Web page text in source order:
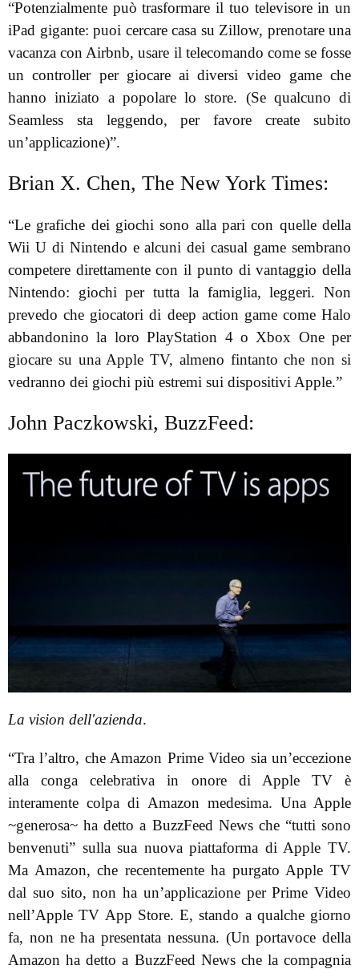
“Potenzialmente può trasformare il tuo televisore in un
iPad gigante: puoi cercare casa su Zillow, prenotare una
vacanza con Airbnb, usare il telecomando come se fosse
un controller per giocare ai diversi video game che
hanno iniziato a popolare lo store. (Se qualcuno di
Seamless sta leggendo, per favore create subito
un’applicazione)”.
Brian X. Chen, The New York Times:
“Le grafiche dei giochi sono alla pari con quelle della
Wii U di Nintendo e alcuni dei casual game sembrano
competere direttamente con il punto di vantaggio della
Nintendo: giochi per tutta la famiglia, leggeri. Non
prevedo che giocatori di deep action game come Halo
abbandonino la loro PlayStation 4 o Xbox One per
giocare su una Apple TV, almeno fintanto che non si
vedranno dei giochi più estremi sui dispositivi Apple.”
John Paczkowski, BuzzFeed:
La vision dell'azienda.
“Tra l’altro, che Amazon Prime Video sia un’eccezione
alla conga celebrativa in onore di Apple TV è
interamente colpa di Amazon medesima. Una Apple
~generosa~ ha detto a BuzzFeed News che “tutti sono
benvenuti” sulla sua nuova piattaforma di Apple TV.
Ma Amazon, che recentemente ha purgato Apple TV
dal suo sito, non ha un’applicazione per Prime Video
nell’Apple TV App Store. E, stando a qualche giorno
fa, non ne ha presentata nessuna. (Un portavoce della
Amazon ha detto a BuzzFeed News che la compagnia